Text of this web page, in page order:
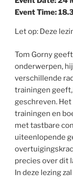
Event Time:
Let op: Deze
Tom Gorny
onderwerpen,
verschillende
trainingen
geschreven.
trainingen en
met tastbare
uiteenlopende
precies over dit
In deze lezing